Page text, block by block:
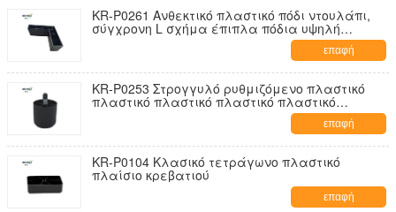
KR-P0261 Ανθεκτικό πλαστικό πόδι ντουλάπι,
σύγχρονη L σχήμα έπιπλα πόδια υψηλή
επαφή
KR-P0253 Στρογγυλό ρυθμιζόμενο πλαστικό
πλαστικό πλαστικό πλαστικό πλαστικό
πλαστικό πλαστικό πλαστικό πλαστικό
πλαστικό πλαστικό πλαστικό πλαστικό
πλαστικό πλαστικό πλαστικό πλαστικό
πλαστικό πλαστικό πλαστικό
επαφή
KR-P0104 Κλασικό τετράγωνο πλαστικό
πλαίσιο κρεβατιού
επαφή